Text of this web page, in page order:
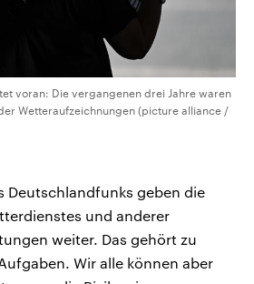
voran: Die vergangenen drei Jahre waren
Wetteraufzeichnungen (picture alliance /
Deutschlandfunks geben die
und anderer
weiter. Das gehört zu
Wir alle können aber